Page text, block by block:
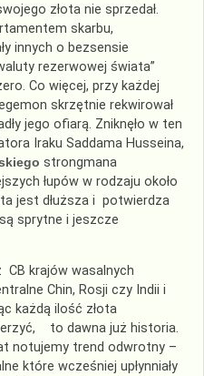
złota nie sprzedał.
skarbu,
innych o bezsensie
rezerwowej świata”
Co więcej, przy każdej
skrzętnie rekwirował
jego ofiarą. Zniknęło w ten
Iraku Saddama Husseina,
strongmana
łupów w rodzaju około
jest dłuższa i potwierdza
sprytne i jeszcze
CB krajów wasalnych
Chin, Rosji czy Indii i
każdą ilość złota
to dawna już historia.
notujemy trend odwrotny –
które wcześniej upłynniały